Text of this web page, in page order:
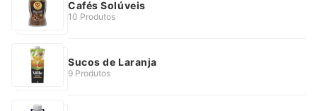
Cafés Solúveis
10 Produtos
Sucos de Laranja
9 Produtos